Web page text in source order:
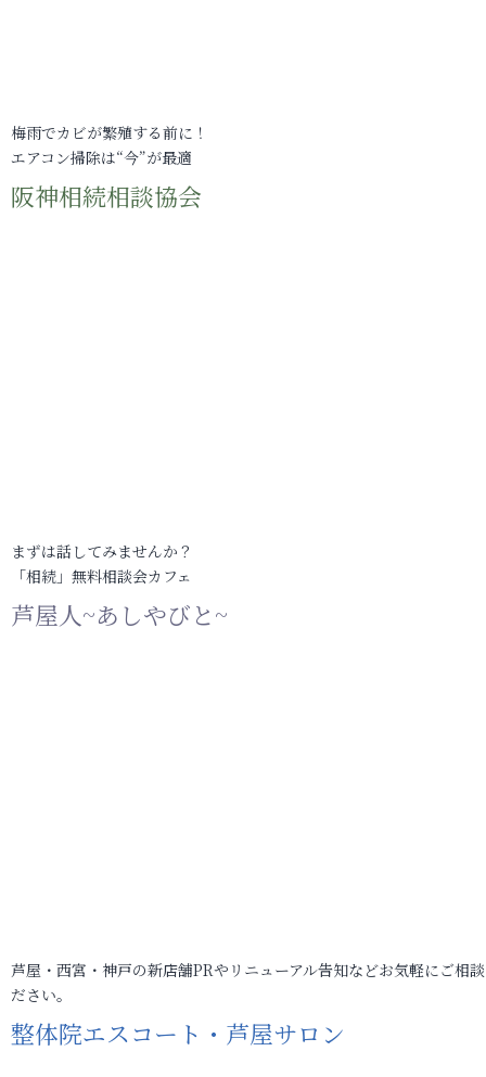
梅雨でカビが繁殖する前に！
エアコン掃除は“今”が最適
阪神相続相談協会
まずは話してみませんか？
「相続」無料相談会カフェ
芦屋人~あしやびと~
芦屋・西宮・神戸の新店舗PRやリニューアル告知などお気軽にご相
ださい。
整体院エスコート・芦屋サロン